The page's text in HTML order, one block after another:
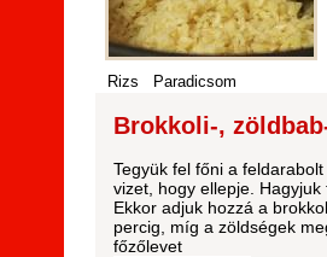
Rizs Paradicsom
Brokkoli-,
Tegyük fel főni a
vizet, hogy ellepje.
Ekkor adjuk hozzá a
percig, míg a zöldségek
főzőlevet